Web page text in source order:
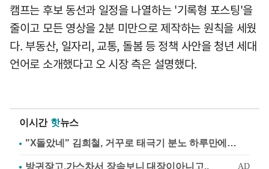
캠프는 후보 동선과 일정을 나열하는 '기록형 포스팅'을
줄이고 모든 영상을 2분 미만으로 제작하는 원칙을 세웠
다. 부동산, 일자리, 교통, 돌봄 등 정책 사안을 청년 세대
언어로 소개했다고 오 시장 측은 설명했다.
이시간 핫뉴스
"X돌았네" 김희철, 거꾸로 태극기 분노 하루만에…